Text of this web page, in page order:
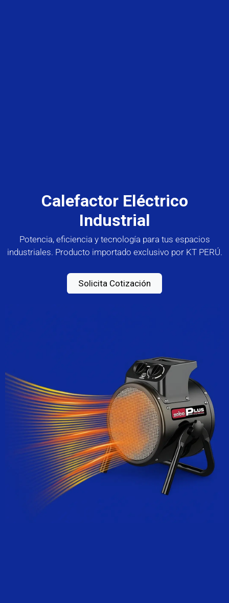
Calefactor Eléctrico
Industrial
Potencia, eficiencia y tecnología para tus espacios
industriales. Producto importado exclusivo por KT PERÚ.
Solicita Cotización